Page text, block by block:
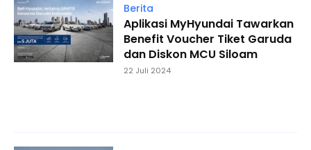
Berita
Aplikasi MyHyundai Tawarkan
Benefit Voucher Tiket Garuda
dan Diskon MCU Siloam
22 Juli 2024